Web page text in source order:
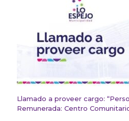
Llamado a proveer cargo:
Remunerada: Centro